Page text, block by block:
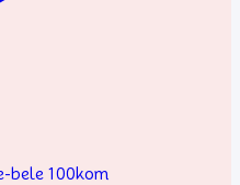
bele 100kom